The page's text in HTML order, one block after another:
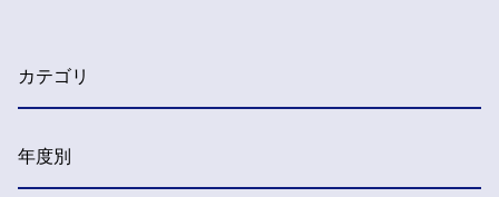
カテゴリ
年度別